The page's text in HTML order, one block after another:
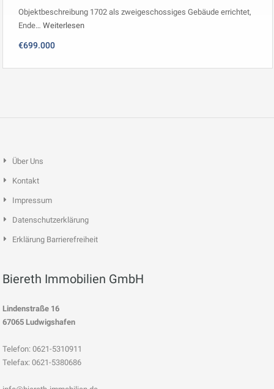
Objektbeschreibung 1702 als zweigeschossiges Gebäude errichtet,
Ende… Weiterlesen
€699.000
Über Uns
Kontakt
Impressum
Datenschutzerklärung
Erklärung Barrierefreiheit
Biereth Immobilien GmbH
Lindenstraße 16
67065 Ludwigshafen
Telefon: 0621-5310911
Telefax: 0621-5380686